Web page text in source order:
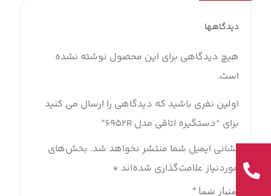
دیدگاهها
هیچ دیدگاهی برای این محصول نوشته نشده
است.
اولین نفری باشید که دیدگاهی را ارسال می کنید
برای “دستگیره اتاقی مدل 6952R”
نشانی ایمیل شما منتشر نخواهد شد. بخش‌های
موردنیاز علامت‌گذاری شده‌اند *
امتیاز شما *